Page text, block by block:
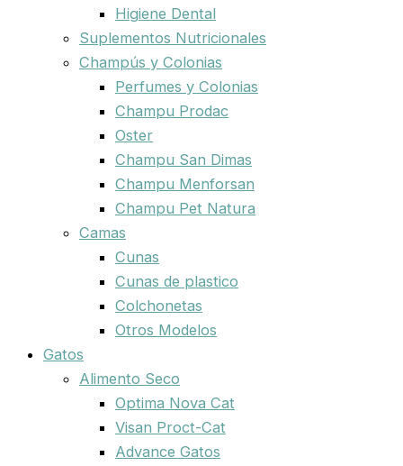
Higiene Dental
Suplementos Nutricionales
Champús y Colonias
Perfumes y Colonias
Champu Prodac
Oster
Champu San Dimas
Champu Menforsan
Champu Pet Natura
Camas
Cunas
Cunas de plastico
Colchonetas
Otros Modelos
Gatos
Alimento Seco
Optima Nova Cat
Visan Proct-Cat
Advance Gatos